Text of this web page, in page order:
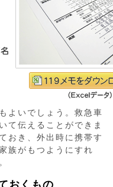
よいでしょう。救急車
て伝えることができま
おき、外出時に携帯す
族がもつようにすれ
おくもの